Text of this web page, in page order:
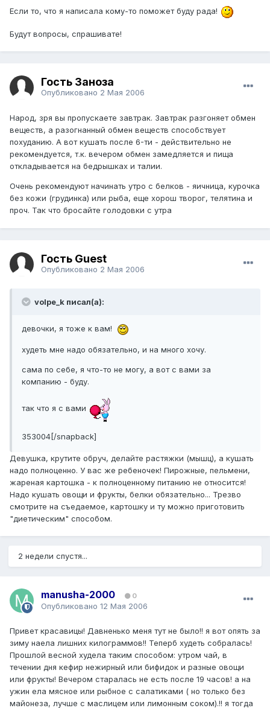
Если то, что я написала кому-то поможет буду рада!
Будут вопросы, спрашивате!
Гость Заноза
Опубликовано 2 Мая 2006
Народ, зря вы пропускаете завтрак. Завтрак разгоняет обмен
веществ, а разогнанный обмен веществ способствует
похуданию. А вот кушать после 6-ти - действительно не
рекомендуется, т.к. вечером обмен замедляется и пища
откладывается на бедрышках и талии.
Очень рекомендуют начинать утро с белков - яичница, курочка
без кожи (грудинка) или рыба, еще хорош творог, телятина и
проч. Так что бросайте голодовки с утра
Гость Guest
Опубликовано 2 Мая 2006
volpe_k писал(а):
девочки, я тоже к вам!
худеть мне надо обязательно, и на много хочу.
сама по себе, я что-то не могу, а вот с вами за
компанию - буду.
так что я с вами
353004[/snapback]
Девушка, крутите обруч, делайте растяжки (мышц), а кушать
надо полноценно. У вас же ребеночек! Пирожные, пельмени,
жареная картошка - к полноценному питанию не относится!
Надо кушать овощи и фрукты, белки обязательно... Трезво
смотрите на съедаемое, картошку и ту можно приготовить
"диетическим" способом.
2 недели спустя...
manusha-2000 0
Опубликовано 12 Мая 2006
Привет красавицы! Давненько меня тут не было!! я вот опять за
зиму наела лишних килограммов!! Теперб худеть собралась!
Прошлой весной худела таким способом: утром чай, в
течении дня кефир нежирный или бифидок и разные овощи
или фрукты! Вечером старалась не есть после 19 часов! а на
ужин ела мясное или рыбное с салатиками ( но только без
майонеза, лучше с маслицем или лимонным соком).!! я тогда